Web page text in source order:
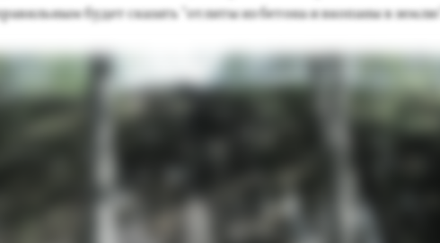
бу­дет ска­зать "от­ли­ты из бе­тона и вко­паны в зем­лю".